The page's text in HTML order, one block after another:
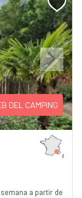
Next
DEL CAMPING
a partir de